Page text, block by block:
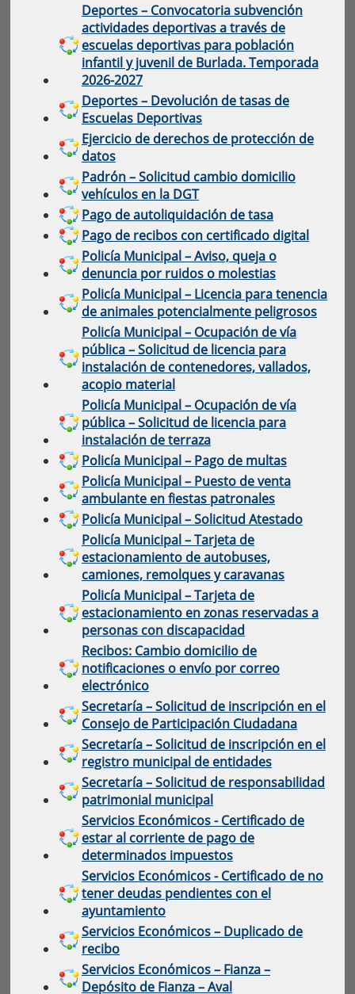
Deportes – Convocatoria subvención
actividades deportivas a través de
escuelas deportivas para población
infantil y juvenil de Burlada. Temporada
2026-2027
Deportes – Devolución de tasas de
Escuelas Deportivas
Ejercicio de derechos de protección de
datos
Padrón – Solicitud cambio domicilio
vehículos en la DGT
Pago de autoliquidación de tasa
Pago de recibos con certificado digital
Policía Municipal – Aviso, queja o
denuncia por ruidos o molestias
Policía Municipal – Licencia para tenencia
de animales potencialmente peligrosos
Policía Municipal – Ocupación de vía
pública – Solicitud de licencia para
instalación de contenedores, vallados,
acopio material
Policía Municipal – Ocupación de vía
pública – Solicitud de licencia para
instalación de terraza
Policía Municipal – Pago de multas
Policía Municipal – Puesto de venta
ambulante en fiestas patronales
Policía Municipal – Solicitud Atestado
Policía Municipal – Tarjeta de
estacionamiento de autobuses,
camiones, remolques y caravanas
Policía Municipal – Tarjeta de
estacionamiento en zonas reservadas a
personas con discapacidad
Recibos: Cambio domicilio de
notificaciones o envío por correo
electrónico
Secretaría – Solicitud de inscripción en el
Consejo de Participación Ciudadana
Secretaría – Solicitud de inscripción en el
registro municipal de entidades
Secretaría – Solicitud de responsabilidad
patrimonial municipal
Servicios Económicos - Certificado de
estar al corriente de pago de
determinados impuestos
Servicios Económicos - Certificado de no
tener deudas pendientes con el
ayuntamiento
Servicios Económicos – Duplicado de
recibo
Servicios Económicos – Fianza –
Depósito de Fianza – Aval